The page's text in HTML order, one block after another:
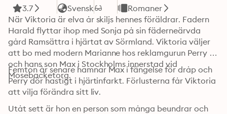
3.7 Svensk
Romaner
När Viktoria är elva år skiljs hennes föräldrar. Fadern
Harald flyttar ihop med Sonja på sin fäderneärvda
gård Ramsättra i hjärtat av Sörmland. Viktoria väljer
att bo med modern Marianne hos reklamgurun Perry
och hans son Max i Stockholms innerstad vid
Mosebacketorg.
Femton år senare hamnar Max i fängelse för dråp och
Perry dör hastigt i hjärtinfarkt. Förlusterna får Viktoria
att vilja förändra sitt liv.
Utåt sett är hon en person som många beundrar och